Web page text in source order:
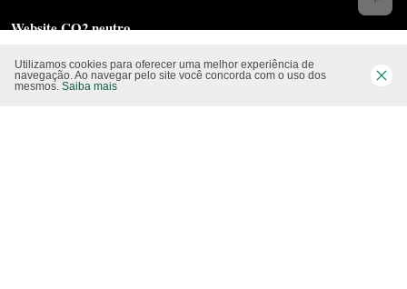
Website CO2 neutro
Utilizamos cookies para oferecer uma melhor experiência de
navegação. Ao navegar pelo site você concorda com o uso dos
mesmos. Saiba mais